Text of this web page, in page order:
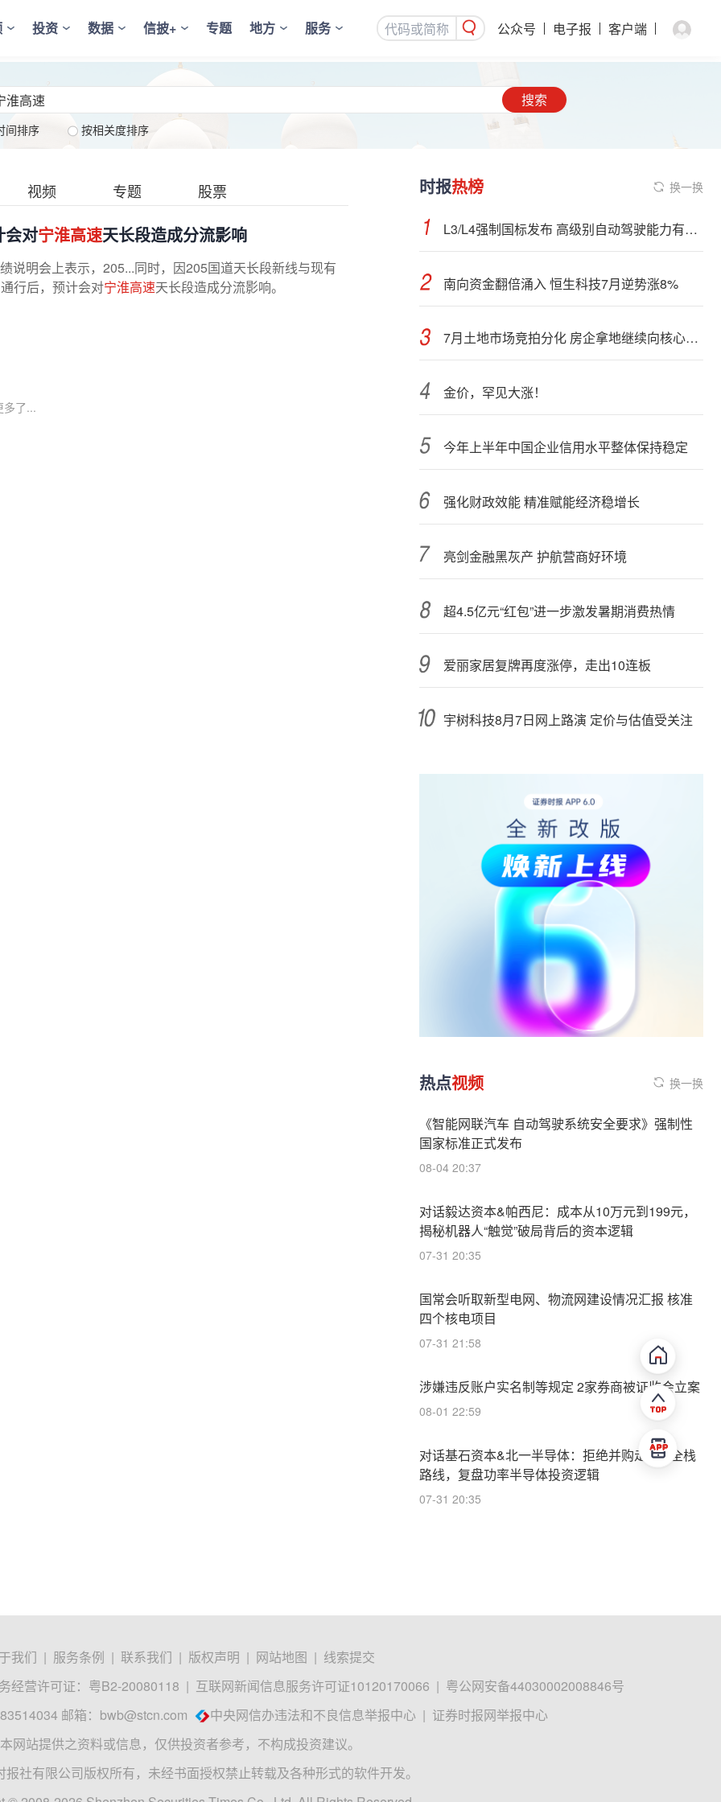
投资 数据 信披+ 专题 地方 服务 公众号 电子报 客户端
搜索
间排序 按相关度排序
视频 专题 股票
会对宁淮高速天长段造成分流影响
说明会上表示，205...同时，因205国道天长段新线与现有
行后，预计会对宁淮高速天长段造成分流影响。
多了...
时报热榜 换一换
L3/L4强制国标发布 高级别自动驾驶能力有望看齐“老司机”
南向资金翻倍涌入 恒生科技7月逆势涨8%
7月土地市场竞拍分化 房企拿地继续向核心城市聚集
金价，罕见大涨！
今年上半年中国企业信用水平整体保持稳定
强化财政效能 精准赋能经济稳增长
亮剑金融黑灰产 护航营商好环境
超4.5亿元“红包”进一步激发暑期消费热情
爱丽家居复牌再度涨停，走出10连板
宇树科技8月7日网上路演 定价与估值受关注
热点视频 换一换
《智能网联汽车 自动驾驶系统安全要求》强制性
国家标准正式发布
08-04 20:37
对话毅达资本&帕西尼：成本从10万元到199元，
揭秘机器人“触觉”破局背后的资本逻辑
07-31 20:35
国常会听取新型电网、物流网建设情况汇报 核准
四个核电项目
07-31 21:58
涉嫌违反账户实名制等规定 2家券商被证监会立案
08-01 22:59
对话基石资本&北一半导体：拒绝并购走IDM全栈
路线，复盘功率半导体投资逻辑
07-31 20:35
我们 | 服务条例 | 联系我们 | 版权声明 | 网站地图 | 线索提交
经营许可证：粤B2-20080118 | 互联网新闻信息服务许可证10120170066 | 粤公网安备44030002008846号
邮箱： bwb@stcn.com 中央网信办违法和不良信息举报中心 | 证券时报网举报中心
本网站提供之资料或信息，仅供投资者参考，不构成投资建议。
报社有限公司版权所有，未经书面授权禁止转载及各种形式的软件开发。